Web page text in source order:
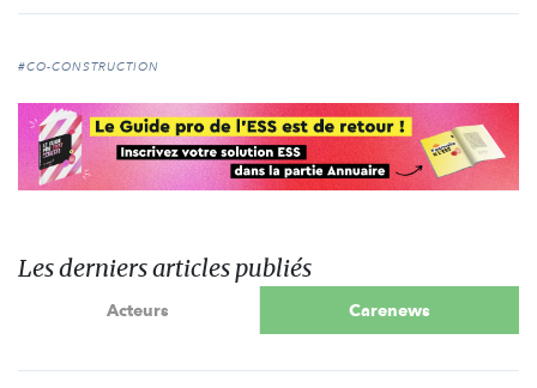
#CO-CONSTRUCTION
Les derniers articles publiés
Acteurs Carenews